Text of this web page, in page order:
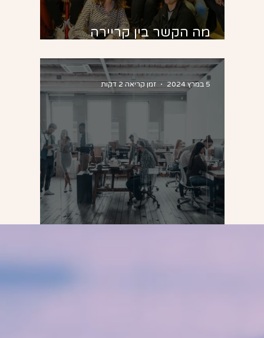
מה הקשר בין קריירה
5 במרץ 2024 זמן קריאה 2 דקות